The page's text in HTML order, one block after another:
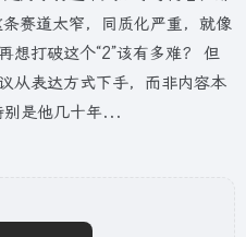
赛道太窄，同质化严重，就像
想打破这个“2”该有多难？ 但
从表达方式下手，而非内容本
别是他几十年...